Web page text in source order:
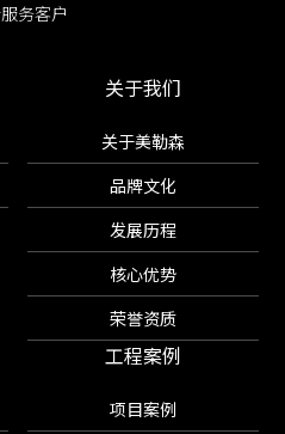
务客户
务客户
关于我们
关于美勒森
品牌文化
发展历程
核心优势
荣誉资质
工程案例
项目案例